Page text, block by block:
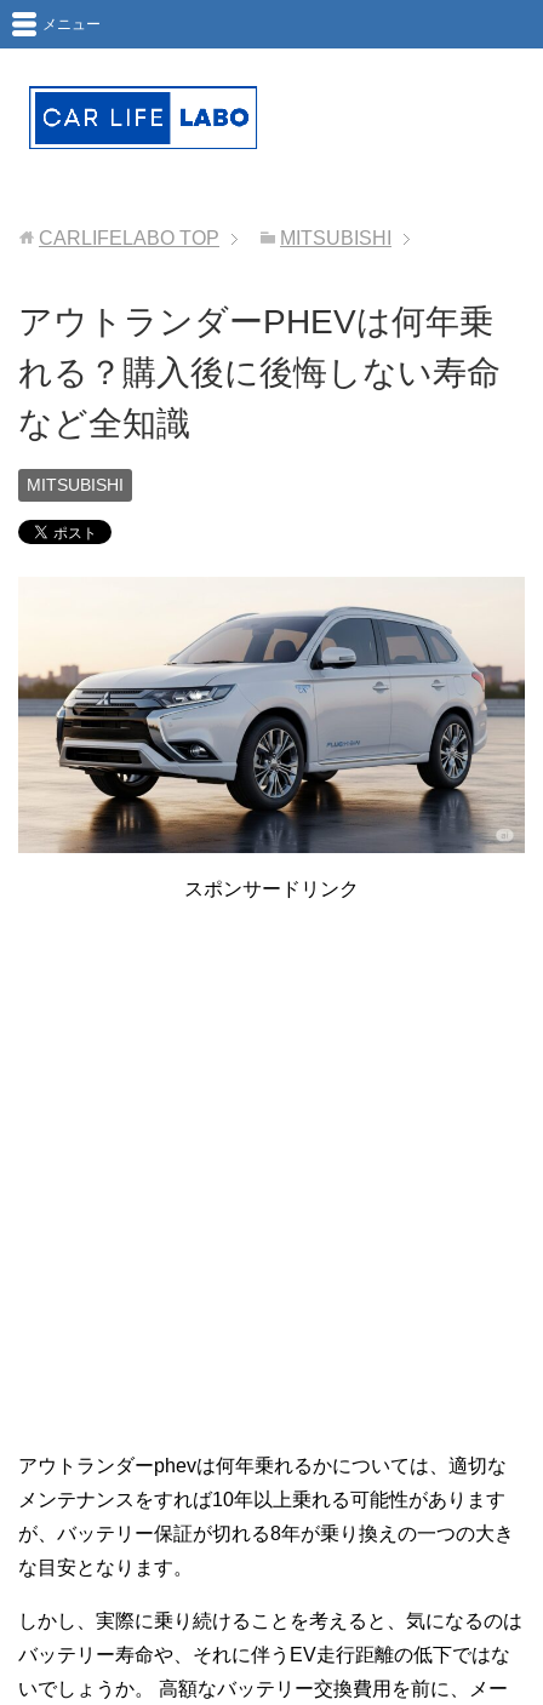
メニュー
CARLIFELABO TOP MITSUBISHI
アウトランダーPHEVは何年乗
れる？購入後に後悔しない寿命
など全知識
MITSUBISHI
スポンサードリンク
アウトランダーphevは何年乗れるかについては、適切な
メンテナンスをすれば10年以上乗れる可能性があります
が、バッテリー保証が切れる8年が乗り換えの一つの大き
な目安となります。
しかし、実際に乗り続けることを考えると、気になるのは
バッテリー寿命や、それに伴うEV走行距離の低下ではな
いでしょうか。 高額なバッテリー交換費用を前に、メー